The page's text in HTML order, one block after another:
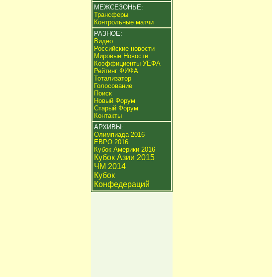
МЕЖСЕЗОНЬЕ:
Трансферы
Контрольные матчи
РАЗНОЕ:
Видео
Российские новости
Мировые Новости
Коэффициенты УЕФА
Рейтинг ФИФА
Тотализатор
Голосование
Поиск
Новый Форум
Старый Форум
Контакты
АРХИВЫ:
Олимпиада 2016
ЕВРО 2016
Кубок Америки 2016
Кубок Азии 2015
ЧМ 2014
Кубок
Конфедераций